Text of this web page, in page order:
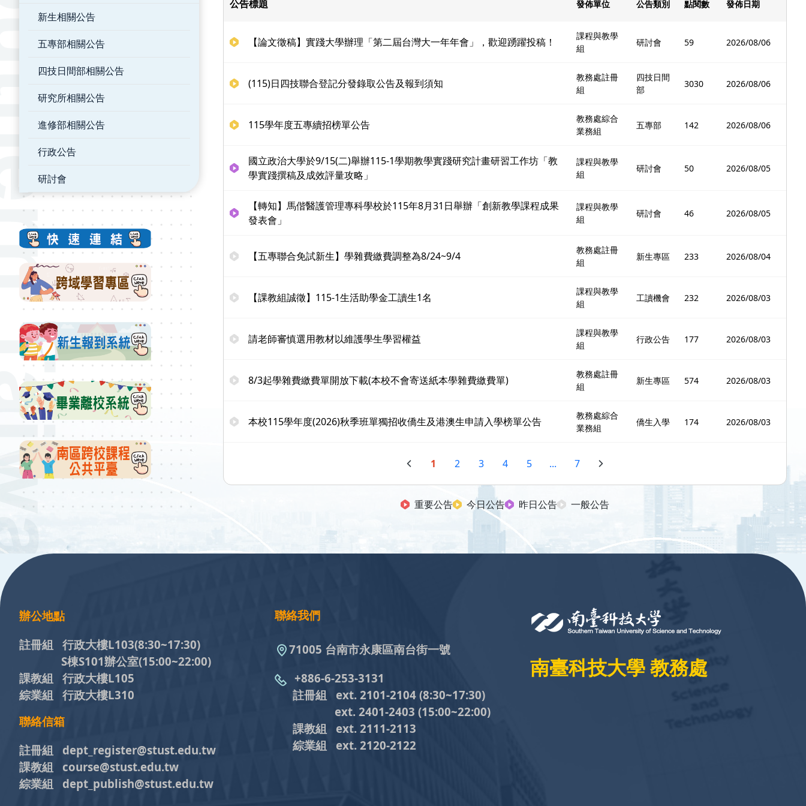
新生相關公告
五專部相關公告
四技日間部相關公告
研究所相關公告
進修部相關公告
行政公告
研討會
公告標題 發佈單位 公告類別 點閱數 發佈日期
【論文徵稿】實踐大學辦理「第二屆台灣大一年年會」，歡迎踴躍投稿！
課程與教學
組
研討會 59 2026/08/06
(115)日四技聯合登記分發錄取公告及報到須知
教務處註冊
組
四技日間
部
3030 2026/08/06
115學年度五專續招榜單公告
教務處綜合
業務組
五專部 142 2026/08/06
國立政治大學於9/15(二)舉辦115-1學期教學實踐研究計畫研習工作坊「教
學實踐撰稿及成效評量攻略」
課程與教學
組
研討會 50 2026/08/05
【轉知】馬偕醫護管理專科學校於115年8月31日舉辦「創新教學課程成果
發表會」
課程與教學
組
研討會 46 2026/08/05
【五專聯合免試新生】學雜費繳費調整為8/24~9/4
教務處註冊
組
新生專區 233 2026/08/04
【課教組誠徵】115-1生活助學金工讀生1名
課程與教學
組
工讀機會 232 2026/08/03
請老師審慎選用教材以維護學生學習權益
課程與教學
組
行政公告 177 2026/08/03
8/3起學雜費繳費單開放下載(本校不會寄送紙本學雜費繳費單)
教務處註冊
組
新生專區 574 2026/08/03
本校115學年度(2026)秋季班單獨招收僑生及港澳生申請入學榜單公告
教務處綜合
業務組
僑生入學 174 2026/08/03
1 2 3 4 5 ... 7
重要公告 今日公告 昨日公告 一般公告
:::
南臺科技大學 教務處
聯絡我們
71005 台南市永康區南台街一號
+886-6-253-3131
註冊組 ext. 2101-2104 (8:30~17:30)
ext. 2401-2403 (15:00~22:00)
課教組 ext. 2111-2113
綜業組
ext. 2120-2122
辦公地點
註冊組 行政大樓L103(8:30~17:30)
S棟S101辦公室(15:00~22:00)
課教組 行政大樓L105
綜業組 行政大樓L310
聯絡信箱
註冊組 dept_register@stust.edu.tw
課教組 course@stust.edu.tw
綜業組 dept_publish@stust.edu.tw